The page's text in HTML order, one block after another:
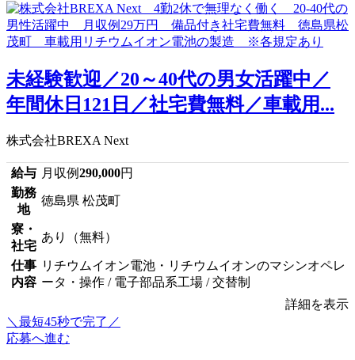
未経験歓迎／20～40代の男女活躍中／
年間休日121日／社宅費無料／車載用...
株式会社BREXA Next
給与 月収例290,000円
勤務
地
徳島県 松茂町
寮・
社宅
あり（無料）
仕事
内容
リチウムイオン電池・リチウムイオンのマシンオペレ
ータ・操作 / 電子部品系工場 / 交替制
詳細を表示
＼最短45秒で完了／
応募へ進む